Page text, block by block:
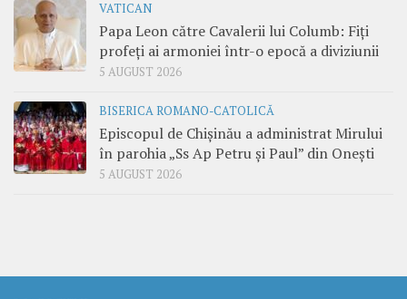
VATICAN
Papa Leon către Cavalerii lui Columb: Fiți
profeți ai armoniei într-o epocă a diviziunii
5 AUGUST 2026
BISERICA ROMANO-CATOLICĂ
Episcopul de Chișinău a administrat Mirului
în parohia „Ss Ap Petru și Paul” din Onești
5 AUGUST 2026